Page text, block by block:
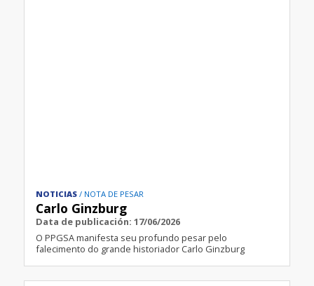
NOTICIAS NOTA DE PESAR
Carlo Ginzburg
Data de publicación: 17/06/2026
O PPGSA manifesta seu profundo pesar pelo
falecimento do grande historiador Carlo Ginzburg